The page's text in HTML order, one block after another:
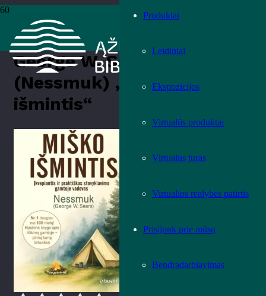
Produktai
Leidiniai
Ekspozicijos
Virtualūs produktai
Virtualus turas
Virtualios realybės patirtis
Prisijunk prie mūsų
Bendradarbiavimas
Teminė literatūra›
(Nessmuk) „Miško išmintis“
George W. Sears
(Nessmuk) „Miško
išmintis“